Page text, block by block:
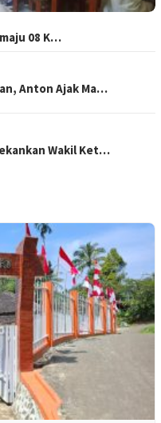
08 K…
Anton Ajak Ma…
Wakil Ket…